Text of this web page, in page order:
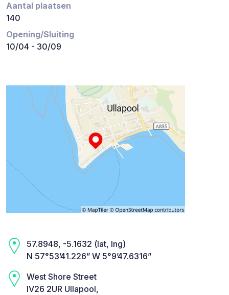
Aantal plaatsen
140
Opening/Sluiting
10/04 - 30/09
57.8948, -5.1632 (lat, lng)
N 57°53’41.226” W 5°9’47.6316”
West Shore Street
IV26 2UR Ullapool,